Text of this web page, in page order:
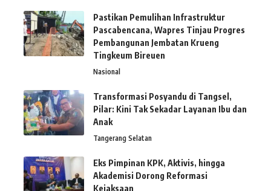
Pastikan Pemulihan Infrastruktur
Pascabencana, Wapres Tinjau Progres
Pembangunan Jembatan Krueng
Tingkeum Bireuen
Nasional
Transformasi Posyandu di Tangsel,
Pilar: Kini Tak Sekadar Layanan Ibu dan
Anak
Tangerang Selatan
Eks Pimpinan KPK, Aktivis, hingga
Akademisi Dorong Reformasi
Kejaksaan